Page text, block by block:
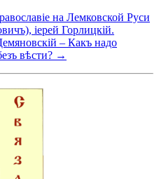
на Лемковской Руси
іерей Горлицкій.
– Какъ надо
вѣсти? →